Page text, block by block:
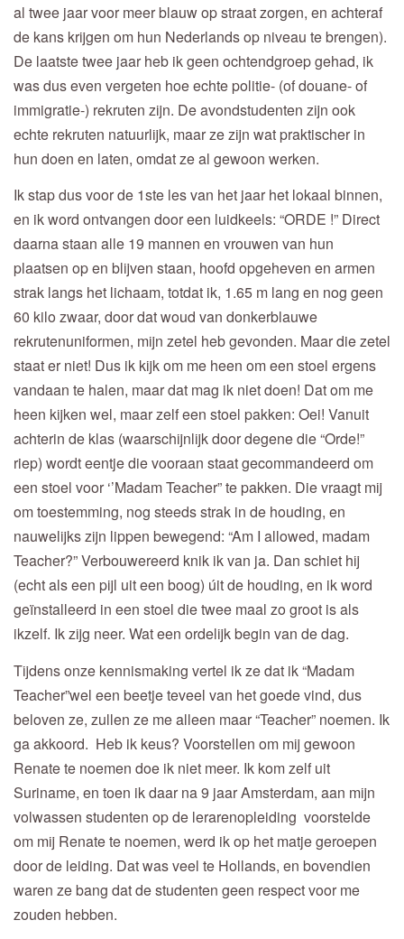
al twee jaar voor meer blauw op straat zorgen, en achteraf
de kans krijgen om hun Nederlands op niveau te brengen).
De laatste twee jaar heb ik geen ochtendgroep gehad, ik
was dus even vergeten hoe echte politie- (of douane- of
immigratie-) rekruten zijn. De avondstudenten zijn ook
echte rekruten natuurlijk, maar ze zijn wat praktischer in
hun doen en laten, omdat ze al gewoon werken.
Ik stap dus voor de 1ste les van het jaar het lokaal binnen,
en ik word ontvangen door een luidkeels: “ORDE !” Direct
daarna staan alle 19 mannen en vrouwen van hun
plaatsen op en blijven staan, hoofd opgeheven en armen
strak langs het lichaam, totdat ik, 1.65 m lang en nog geen
60 kilo zwaar, door dat woud van donkerblauwe
rekrutenuniformen, mijn zetel heb gevonden. Maar die zetel
staat er niet! Dus ik kijk om me heen om een stoel ergens
vandaan te halen, maar dat mag ik niet doen! Dat om me
heen kijken wel, maar zelf een stoel pakken: Oei! Vanuit
achterin de klas (waarschijnlijk door degene die “Orde!”
riep) wordt eentje die vooraan staat gecommandeerd om
een stoel voor ‘’Madam Teacher” te pakken. Die vraagt mij
om toestemming, nog steeds strak in de houding, en
nauwelijks zijn lippen bewegend: “Am I allowed, madam
Teacher?” Verbouwereerd knik ik van ja. Dan schiet hij
(echt als een pijl uit een boog) úit de houding, en ik word
geïnstalleerd in een stoel die twee maal zo groot is als
ikzelf. Ik zijg neer. Wat een ordelijk begin van de dag.
Tijdens onze kennismaking vertel ik ze dat ik “Madam
Teacher”wel een beetje teveel van het goede vind, dus
beloven ze, zullen ze me alleen maar “Teacher” noemen. Ik
ga akkoord. Heb ik keus? Voorstellen om mij gewoon
Renate te noemen doe ik niet meer. Ik kom zelf uit
Suriname, en toen ik daar na 9 jaar Amsterdam, aan mijn
volwassen studenten op de lerarenopleiding voorstelde
om mij Renate te noemen, werd ik op het matje geroepen
door de leiding. Dat was veel te Hollands, en bovendien
waren ze bang dat de studenten geen respect voor me
zouden hebben.